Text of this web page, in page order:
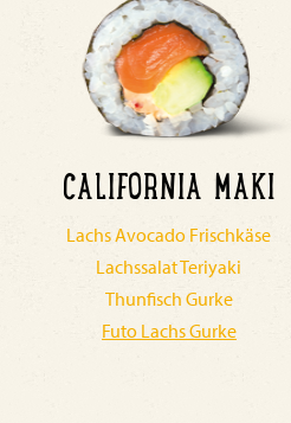
CALIFORNIA MAKI
Lachs Avocado Frischkäse
Lachssalat Teriyaki
Thunfisch Gurke
Futo Lachs Gurke